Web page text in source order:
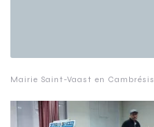
Mairie Saint-Vaast en Cambrésis